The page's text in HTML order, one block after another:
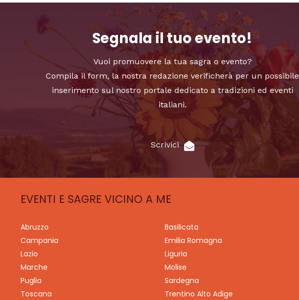
Segnala il tuo evento!
Vuoi promuovere la tua sagra o evento?
Compila il form, la nostra redazione verificherà per un possibile
inserimento sul nostro portale dedicato a tradizioni ed eventi
italiani.
Scrivici
EVENTI E SAGRE VICINO A ME
Abruzzo Basilicata
Campania
Emilia Romagna
Lazio
Liguria
Marche
Molise
Puglia
Sardegna
Toscana
Trentino Alto Adige